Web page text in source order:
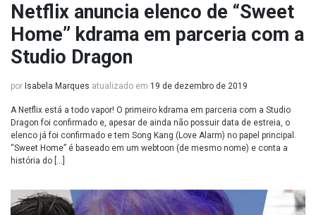
Netflix anuncia elenco de “Sweet
Home” kdrama em parceria com a
Studio Dragon
por Isabela Marques atualizado em 19 de dezembro de 2019
A Netflix está a todo vapor! O primeiro kdrama em parceria com a Studio
Dragon foi confirmado e, apesar de ainda não possuir data de estreia, o
elenco já foi confirmado e tem Song Kang (Love Alarm) no papel principal.
“Sweet Home” é baseado em um webtoon (de mesmo nome) e conta a
história do […]